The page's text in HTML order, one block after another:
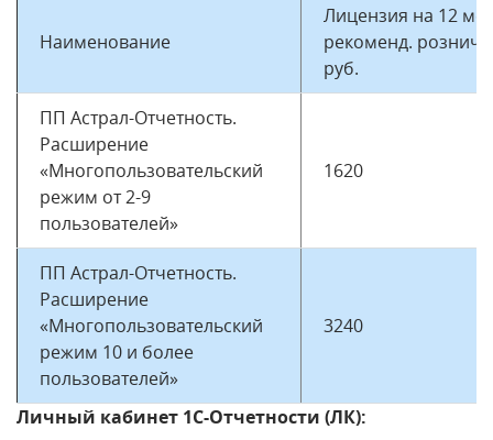
Наименование
Лицензия на 12
рекоменд.
руб.
ПП Астрал-Отчетность.
Расширение
«Многопользовательский
режим от 2-9
пользователей»
1620
ПП Астрал-Отчетность.
Расширение
«Многопользовательский
режим 10 и более
пользователей»
3240
Личный кабинет 1С-Отчетности (ЛК):